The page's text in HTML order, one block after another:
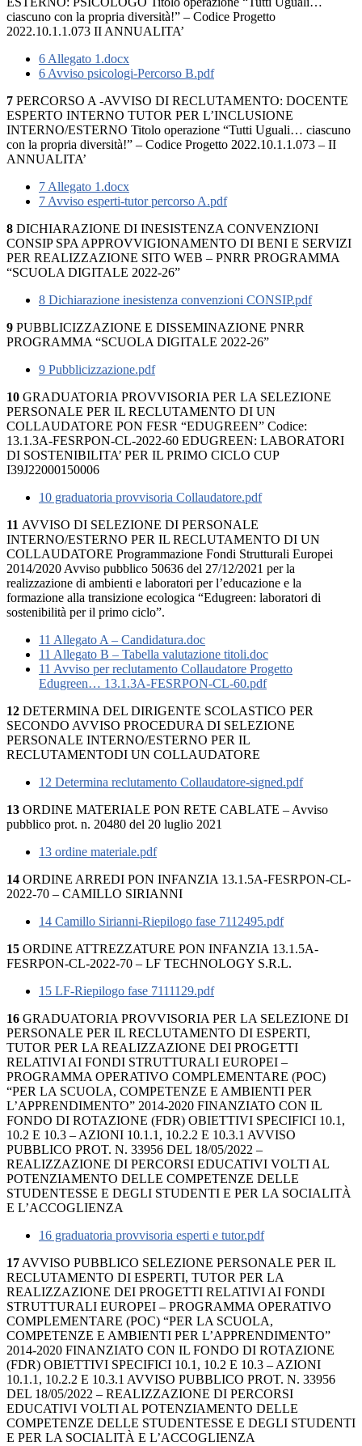
ciascuno con la propria diversità!” – Codice Progetto
2022.10.1.1.073 II ANNUALITA’
6 Allegato 1.docx
6 Avviso psicologi-Percorso B.pdf
7 PERCORSO A -AVVISO DI RECLUTAMENTO: DOCENTE
ESPERTO INTERNO TUTOR PER L’INCLUSIONE
INTERNO/ESTERNO Titolo operazione “Tutti Uguali… ciascuno
con la propria diversità!” – Codice Progetto 2022.10.1.1.073 – II
ANNUALITA’
7 Allegato 1.docx
7 Avviso esperti-tutor percorso A.pdf
8 DICHIARAZIONE DI INESISTENZA CONVENZIONI
CONSIP SPA APPROVVIGIONAMENTO DI BENI E SERVIZI
PER REALIZZAZIONE SITO WEB – PNRR PROGRAMMA
“SCUOLA DIGITALE 2022-26”
8 Dichiarazione inesistenza convenzioni CONSIP.pdf
9 PUBBLICIZZAZIONE E DISSEMINAZIONE PNRR
PROGRAMMA “SCUOLA DIGITALE 2022-26”
9 Pubblicizzazione.pdf
10 GRADUATORIA PROVVISORIA PER LA SELEZIONE
PERSONALE PER IL RECLUTAMENTO DI UN
COLLAUDATORE PON FESR “EDUGREEN” Codice:
13.1.3A-FESRPON-CL-2022-60 EDUGREEN: LABORATORI
DI SOSTENIBILITA’ PER IL PRIMO CICLO CUP
I39J22000150006
10 graduatoria provvisoria Collaudatore.pdf
11 AVVISO DI SELEZIONE DI PERSONALE
INTERNO/ESTERNO PER IL RECLUTAMENTO DI UN
COLLAUDATORE Programmazione Fondi Strutturali Europei
2014/2020 Avviso pubblico 50636 del 27/12/2021 per la
realizzazione di ambienti e laboratori per l’educazione e la
formazione alla transizione ecologica “Edugreen: laboratori di
sostenibilità per il primo ciclo”.
11 Allegato A – Candidatura.doc
11 Allegato B – Tabella valutazione titoli.doc
11 Avviso per reclutamento Collaudatore Progetto
Edugreen… 13.1.3A-FESRPON-CL-60.pdf
12 DETERMINA DEL DIRIGENTE SCOLASTICO PER
SECONDO AVVISO PROCEDURA DI SELEZIONE
PERSONALE INTERNO/ESTERNO PER IL
RECLUTAMENTODI UN COLLAUDATORE
12 Determina reclutamento Collaudatore-signed.pdf
13 ORDINE MATERIALE PON RETE CABLATE – Avviso
pubblico prot. n. 20480 del 20 luglio 2021
13 ordine materiale.pdf
14 ORDINE ARREDI PON INFANZIA 13.1.5A-FESRPON-CL-
2022-70 – CAMILLO SIRIANNI
14 Camillo Sirianni-Riepilogo fase 7112495.pdf
15 ORDINE ATTREZZATURE PON INFANZIA 13.1.5A-
FESRPON-CL-2022-70 – LF TECHNOLOGY S.R.L.
15 LF-Riepilogo fase 7111129.pdf
16 GRADUATORIA PROVVISORIA PER LA SELEZIONE DI
PERSONALE PER IL RECLUTAMENTO DI ESPERTI,
TUTOR PER LA REALIZZAZIONE DEI PROGETTI
RELATIVI AI FONDI STRUTTURALI EUROPEI –
PROGRAMMA OPERATIVO COMPLEMENTARE (POC)
“PER LA SCUOLA, COMPETENZE E AMBIENTI PER
L’APPRENDIMENTO” 2014-2020 FINANZIATO CON IL
FONDO DI ROTAZIONE (FDR) OBIETTIVI SPECIFICI 10.1,
10.2 E 10.3 – AZIONI 10.1.1, 10.2.2 E 10.3.1 AVVISO
PUBBLICO PROT. N. 33956 DEL 18/05/2022 –
REALIZZAZIONE DI PERCORSI EDUCATIVI VOLTI AL
POTENZIAMENTO DELLE COMPETENZE DELLE
STUDENTESSE E DEGLI STUDENTI E PER LA SOCIALITÀ
E L’ACCOGLIENZA
16 graduatoria provvisoria esperti e tutor.pdf
17 AVVISO PUBBLICO SELEZIONE PERSONALE PER IL
RECLUTAMENTO DI ESPERTI, TUTOR PER LA
REALIZZAZIONE DEI PROGETTI RELATIVI AI FONDI
STRUTTURALI EUROPEI – PROGRAMMA OPERATIVO
COMPLEMENTARE (POC) “PER LA SCUOLA,
COMPETENZE E AMBIENTI PER L’APPRENDIMENTO”
2014-2020 FINANZIATO CON IL FONDO DI ROTAZIONE
(FDR) OBIETTIVI SPECIFICI 10.1, 10.2 E 10.3 – AZIONI
10.1.1, 10.2.2 E 10.3.1 AVVISO PUBBLICO PROT. N. 33956
DEL 18/05/2022 – REALIZZAZIONE DI PERCORSI
EDUCATIVI VOLTI AL POTENZIAMENTO DELLE
COMPETENZE DELLE STUDENTESSE E DEGLI STUDENTI
E PER LA SOCIALITÀ E L’ACCOGLIENZA